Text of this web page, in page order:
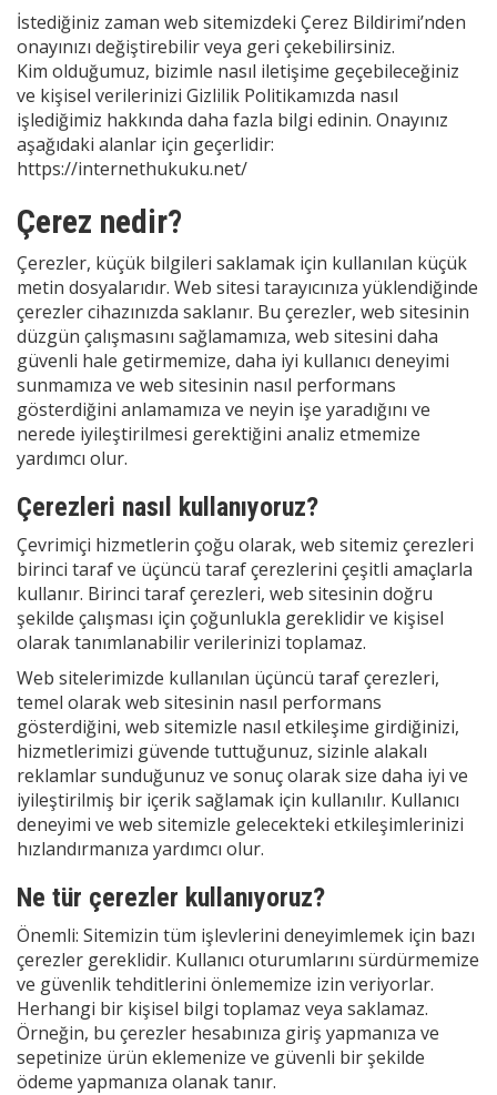
İstediğiniz zaman web sitemizdeki Çerez Bildirimi’nden
onayınızı değiştirebilir veya geri çekebilirsiniz.
Kim olduğumuz, bizimle nasıl iletişime geçebileceğiniz
ve kişisel verilerinizi Gizlilik Politikamızda nasıl
işlediğimiz hakkında daha fazla bilgi edinin. Onayınız
aşağıdaki alanlar için geçerlidir:
https://internethukuku.net/
Çerez nedir?
Çerezler, küçük bilgileri saklamak için kullanılan küçük
metin dosyalarıdır. Web sitesi tarayıcınıza yüklendiğinde
çerezler cihazınızda saklanır. Bu çerezler, web sitesinin
düzgün çalışmasını sağlamamıza, web sitesini daha
güvenli hale getirmemize, daha iyi kullanıcı deneyimi
sunmamıza ve web sitesinin nasıl performans
gösterdiğini anlamamıza ve neyin işe yaradığını ve
nerede iyileştirilmesi gerektiğini analiz etmemize
yardımcı olur.
Çerezleri nasıl kullanıyoruz?
Çevrimiçi hizmetlerin çoğu olarak, web sitemiz çerezleri
birinci taraf ve üçüncü taraf çerezlerini çeşitli amaçlarla
kullanır. Birinci taraf çerezleri, web sitesinin doğru
şekilde çalışması için çoğunlukla gereklidir ve kişisel
olarak tanımlanabilir verilerinizi toplamaz.
Web sitelerimizde kullanılan üçüncü taraf çerezleri,
temel olarak web sitesinin nasıl performans
gösterdiğini, web sitemizle nasıl etkileşime girdiğinizi,
hizmetlerimizi güvende tuttuğunuz, sizinle alakalı
reklamlar sunduğunuz ve sonuç olarak size daha iyi ve
iyileştirilmiş bir içerik sağlamak için kullanılır. Kullanıcı
deneyimi ve web sitemizle gelecekteki etkileşimlerinizi
hızlandırmanıza yardımcı olur.
Ne tür çerezler kullanıyoruz?
Önemli: Sitemizin tüm işlevlerini deneyimlemek için bazı
çerezler gereklidir. Kullanıcı oturumlarını sürdürmemize
ve güvenlik tehditlerini önlememize izin veriyorlar.
Herhangi bir kişisel bilgi toplamaz veya saklamaz.
Örneğin, bu çerezler hesabınıza giriş yapmanıza ve
sepetinize ürün eklemenize ve güvenli bir şekilde
ödeme yapmanıza olanak tanır.